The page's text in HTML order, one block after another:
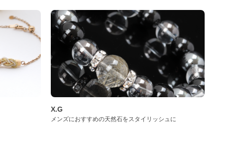
X.G
メンズにおすすめの天然石をスタイリッシュに